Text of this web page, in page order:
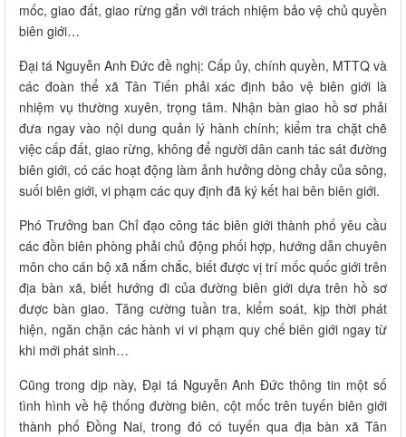
mốc, giao đất, giao rừng gắn với trách nhiệm bảo vệ chủ quyền
biên giới…
Đại tá Nguyễn Anh Đức đề nghị: Cấp ủy, chính quyền, MTTQ và
các đoàn thể xã Tân Tiến phải xác định bảo vệ biên giới là
nhiệm vụ thường xuyên, trọng tâm. Nhận bàn giao hồ sơ phải
đưa ngay vào nội dung quản lý hành chính; kiểm tra chặt chẽ
việc cấp đất, giao rừng, không để người dân canh tác sát đường
biên giới, có các hoạt động làm ảnh hưởng dòng chảy của sông,
suối biên giới, vi phạm các quy định đã ký kết hai bên biên giới.
Phó Trưởng ban Chỉ đạo công tác biên giới thành phố yêu cầu
các đồn biên phòng phải chủ động phối hợp, hướng dẫn chuyên
môn cho cán bộ xã nắm chắc, biết được vị trí mốc quốc giới trên
địa bàn xã, biết hướng đi của đường biên giới dựa trên hồ sơ
được bàn giao. Tăng cường tuần tra, kiểm soát, kịp thời phát
hiện, ngăn chặn các hành vi vi phạm quy chế biên giới ngay từ
khi mới phát sinh…
Cũng trong dịp này, Đại tá Nguyễn Anh Đức thông tin một số
tình hình về hệ thống đường biên, cột mốc trên tuyến biên giới
thành phố Đồng Nai, trong đó có tuyến qua địa bàn xã Tân